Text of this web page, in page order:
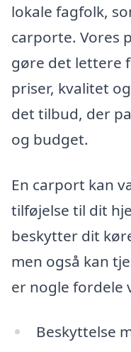
lokale fagfolk,
carporte. Vores
gøre det lettere
priser, kvalitet
det tilbud, der
og budget.
En carport kan
tilføjelse til dit
beskytter dit
men også kan
er nogle fordele
Beskyttelse